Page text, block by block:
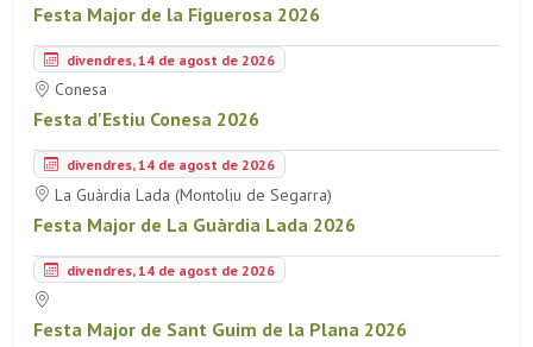
Festa Major de la Figuerosa 2026
divendres, 14 de agost de 2026
Conesa
Festa d'Estiu Conesa 2026
divendres, 14 de agost de 2026
La Guàrdia Lada (Montoliu de Segarra)
Festa Major de La Guàrdia Lada 2026
divendres, 14 de agost de 2026
Festa Major de Sant Guim de la Plana 2026